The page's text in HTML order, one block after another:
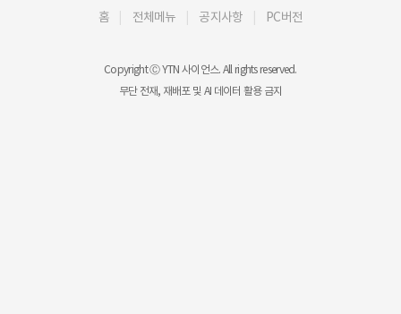
홈 전체메뉴 공지사항 PC버전
Copyright Ⓒ YTN 사이언스. All rights reserved.
무단 전재, 재배포 및 AI 데이터 활용 금지